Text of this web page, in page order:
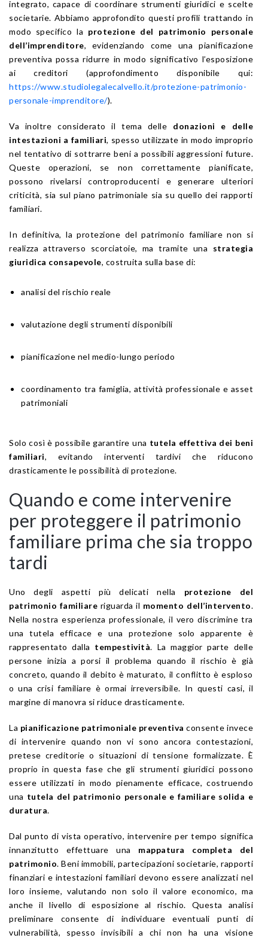
integrato, capace di coordinare strumenti giuridici e scelte
societarie. Abbiamo approfondito questi profili trattando in
modo specifico la protezione del patrimonio personale
dell’imprenditore, evidenziando come una pianificazione
preventiva possa ridurre in modo significativo l’esposizione
ai creditori (approfondimento disponibile qui:
https://www.studiolegalecalvello.it/protezione-patrimonio-
personale-imprenditore/).
Va inoltre considerato il tema delle donazioni e delle
intestazioni a familiari, spesso utilizzate in modo improprio
nel tentativo di sottrarre beni a possibili aggressioni future.
Queste operazioni, se non correttamente pianificate,
possono rivelarsi controproducenti e generare ulteriori
criticità, sia sul piano patrimoniale sia su quello dei rapporti
familiari.
In definitiva, la protezione del patrimonio familiare non si
realizza attraverso scorciatoie, ma tramite una strategia
giuridica consapevole, costruita sulla base di:
analisi del rischio reale
valutazione degli strumenti disponibili
pianificazione nel medio-lungo periodo
coordinamento tra famiglia, attività professionale e asset
patrimoniali
Solo così è possibile garantire una tutela effettiva dei beni
familiari, evitando interventi tardivi che riducono
drasticamente le possibilità di protezione.
Quando e come intervenire
per proteggere il patrimonio
familiare prima che sia troppo
tardi
Uno degli aspetti più delicati nella protezione del
patrimonio familiare riguarda il momento dell’intervento.
Nella nostra esperienza professionale, il vero discrimine tra
una tutela efficace e una protezione solo apparente è
rappresentato dalla tempestività. La maggior parte delle
persone inizia a porsi il problema quando il rischio è già
concreto, quando il debito è maturato, il conflitto è esploso
o una crisi familiare è ormai irreversibile. In questi casi, il
margine di manovra si riduce drasticamente.
La pianificazione patrimoniale preventiva consente invece
di intervenire quando non vi sono ancora contestazioni,
pretese creditorie o situazioni di tensione formalizzate. È
proprio in questa fase che gli strumenti giuridici possono
essere utilizzati in modo pienamente efficace, costruendo
una tutela del patrimonio personale e familiare solida e
duratura.
Dal punto di vista operativo, intervenire per tempo significa
innanzitutto effettuare una mappatura completa del
patrimonio. Beni immobili, partecipazioni societarie, rapporti
finanziari e intestazioni familiari devono essere analizzati nel
loro insieme, valutando non solo il valore economico, ma
anche il livello di esposizione al rischio. Questa analisi
preliminare consente di individuare eventuali punti di
vulnerabilità, spesso invisibili a chi non ha una visione